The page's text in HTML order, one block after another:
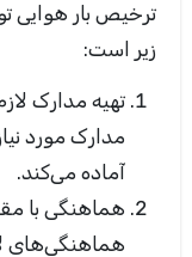
ترخیص بار
زیر است:
تهیه مدارک
مدارک مورد
آماده می‌کند.
هماهنگی با
هماهنگی‌های